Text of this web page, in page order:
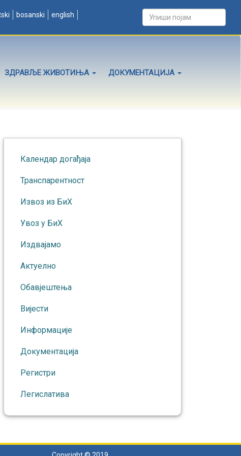
bosanski english
ЗДРАВЉЕ ЖИВОТИЊА ДОКУМЕНТАЦИЈА
Календар догађаја
Транспарентност
Извоз из БиХ
Увоз у БиХ
Издвајамо
Актуелно
Обавјештења
Вијести
Информације
Документација
Регистри
Легислатива